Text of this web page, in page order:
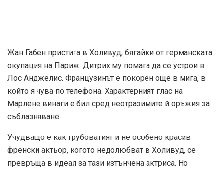
Жан Габен пристига в Холивуд, бягайки от германската
окупация на Париж. Дитрих му помага да се устрои в
Лос Анджелис. Французинът е покорен още в мига, в
който я чува по телефона. Характерният глас на
Марлене винаги е бил сред неотразимите й оръжия за
съблазняване.
Учудващо е как грубоватият и не особено красив
френски актьор, когото недолюбват в Холивуд, се
превръща в идеал за тази изтънчена актриса. Но